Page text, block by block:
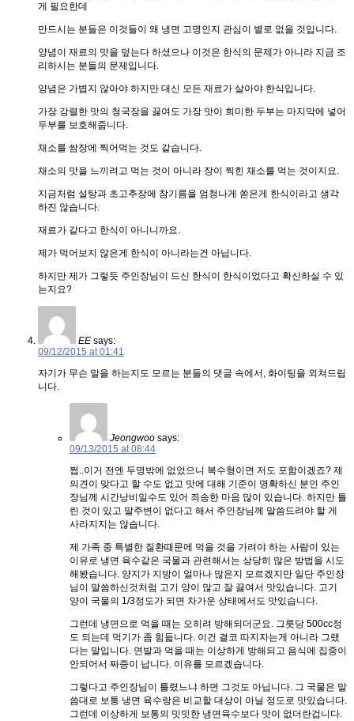
게 필요한데
만드시는 분들은 이것들이 왜 냉면 고명인지 관심이 별로 없을 것입니다.
양념이 재료의 맛을 덮는다 하셨으나 이것은 한식의 문제가 아니라 지금 조
리하시는 분들의 문제입니다.
양념은 가볍지 않아야 하지만 대신 모든 재료가 살아야 한식입니다.
가장 강렬한 맛의 청국장을 끓여도 가장 맛이 희미한 두부는 마지막에 넣어
두부를 보호해줍니다.
채소를 쌈장에 찍어먹는 것도 같습니다.
채소의 맛을 느끼려고 먹는 것이 아니라 장이 찍힌 채소를 먹는 것이지요.
지금처럼 설탕과 초고추장에 참기름을 엄청나게 쏟은게 한식이라고 생각
하진 않습니다.
재료가 같다고 한식이 아니니까요.
제가 먹어보지 않은게 한식이 아니라는건 아닙니다.
하지만 제가 그렇듯 주인장님이 드신 한식이 한식이었다고 확신하실 수 있
는지요?
EE says:
09/12/2015 at 01:41
자기가 무슨 말을 하는지도 모르는 분들의 댓글 속에서, 화이팅을 외쳐드립
니다.
Jeongwoo says:
09/13/2015 at 08:44
쩝..이거 전엔 두명밖에 없었으니 복수형이면 저도 포함이겠죠? 제
의견이 맞다고 할 수도 없고 맛에 대해 기준이 명확하신 분인 주인
장님께 시간낭비일수도 있어 죄송한 마음 많이 있습니다. 하지만 틀
린 것이 있고 말주변이 없다고 해서 주인장님께 말씀드려야 할 게
사라지지는 않습니다.
제 가족 중 특별한 질환때문에 먹을 것을 가려야 하는 사람이 있는
이유로 냉면 육수같은 국물과 관련해서는 상당히 많은 방법을 시도
해봤습니다. 양지가 지방이 얼마나 많은지 모르겠지만 일단 주인장
님이 말씀하신것처럼 고기 양이 많고 잘 끓여서 맛있습니다. 고기
양이 국물의 1/3정도가 되면 차가운 상태에서도 맛있습니다.
그런데 냉면으로 먹을 때는 오히려 방해되더군요. 그릇당 500cc정
도 되는데 먹기가 좀 힘듧니다. 이건 결코 따지자는게 아니라 그랬
다는 말입니다. 면발과 먹을 때는 이상하게 방해되고 음식에 집중이
안되어서 짜증이 납니다. 이유를 모르겠습니다.
그렇다고 주인장님이 틀렸느냐 하면 그것도 아닙니다. 그 국물은 말
씀대로 보통 냉면 육수랑은 비교할 대상이 아닐 정도로 맛있습니다.
그런데 이상하게 보통의 밋밋한 냉면육수보다 맛이 없더란겁니다.